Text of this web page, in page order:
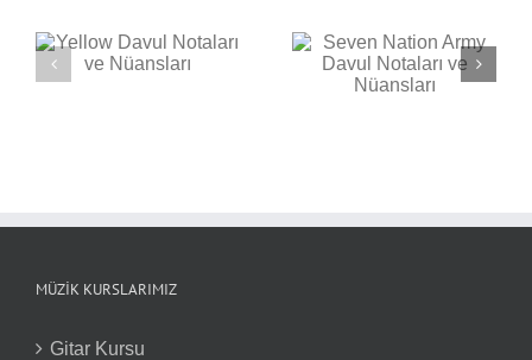
Seven Nation Army
Back in Black Davul
Notaları ve Nüansları
MÜZIK KURSLARIMIZ
Gitar Kursu